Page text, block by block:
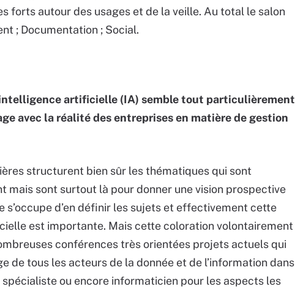
forts autour des usages et de la veille. Au total le salon
; Documentation ; Social.
artificielle (IA) semble tout particulièrement
avec la réalité des entreprises en matière de gestion
structurent bien sûr les thématiques qui sont
mais sont surtout là pour donner une vision prospective
d’en définir les sujets et effectivement cette
est importante. Mais cette coloration volontairement
conférences très orientées projets actuels qui
de tous les acteurs de la donnée et de l’information dans
ou encore informaticien pour les aspects les